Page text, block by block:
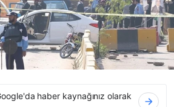
haber kaynağınız olarak